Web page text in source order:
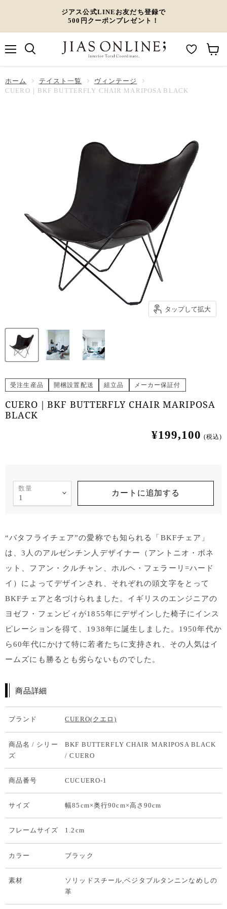
ジアス公式LINEお友だち登録で
500円クーポンプレゼント！
ー
W
l
s
ホーム テイスト一覧
ヴィンテージ
CUERO｜BKF BUTTERFLY CHAIR MARIPOSA BLACK
タップして拡大
受注生産品 開梱設置配送 組立品 メーカー保証付
CUERO｜BKF BUTTERFLY CHAIR MARIPOSA
BLACK
¥199,100 (税込)
数量 カートに追加する
“バタフライチェア”の愛称でも知られる「BKFチェア」
は、3人のアルゼンチン人デザイナー（アントニオ・ボネ
ット、フアン・クルチャン、ホルヘ・フェラーリ=ハード
イ）によってデザインされ、それぞれの頭文字をとって
BKFチェアと名づけられました。イギリスのエンジニアの
ヨゼフ・フェンビィが1855年にデザインした椅子にインス
ピレーションを得て、1938年に誕生しました。1950年代か
ら60年代にかけて特に若者たちに支持され、その人気はイ
ームズにも勝るとも劣らないものでした。
商品詳細
ブランド CUERO(クエロ)
商品名 / シリー
ズ
BKF BUTTERFLY CHAIR MARIPOSA BLACK
/ CUERO
商品番号 CUCUERO-1
サイズ 幅85cm×奥行90cm×高さ90cm
フレームサイズ 1.2cm
カラー ブラック
素材
ソリッドスチール,ベジタブルタンニンなめしの
革